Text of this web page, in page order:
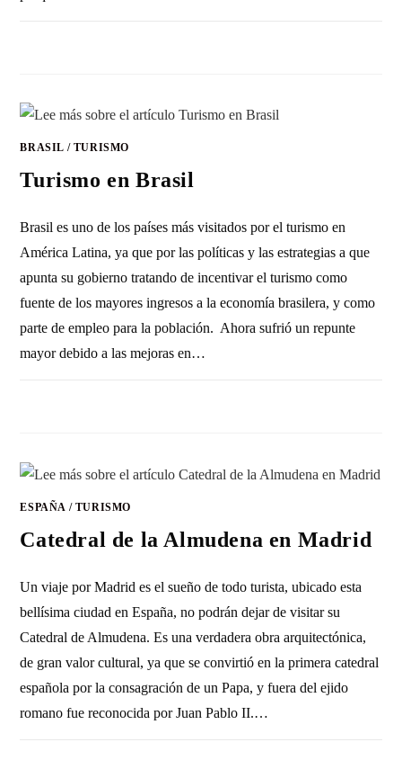
BRASIL / TURISMO
Turismo en Brasil
Brasil es uno de los países más visitados por el turismo en
América Latina, ya que por las políticas y las estrategias a que
apunta su gobierno tratando de incentivar el turismo como
fuente de los mayores ingresos a la economía brasilera, y como
parte de empleo para la población. Ahora sufrió un repunte
mayor debido a las mejoras en…
ESPAÑA / TURISMO
Catedral de la Almudena en Madrid
Un viaje por Madrid es el sueño de todo turista, ubicado esta
bellísima ciudad en España, no podrán dejar de visitar su
Catedral de Almudena. Es una verdadera obra arquitectónica,
de gran valor cultural, ya que se convirtió en la primera catedral
española por la consagración de un Papa, y fuera del ejido
romano fue reconocida por Juan Pablo II.…